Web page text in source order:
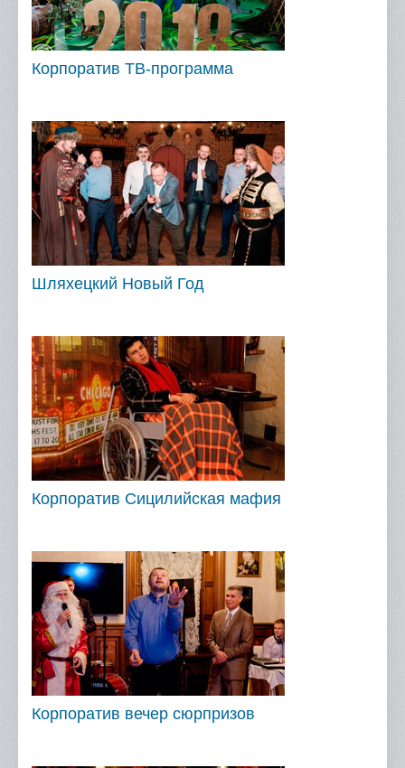
Корпоратив ТВ-программа
Шляхецкий Новый Год
Корпоратив Сицилийская мафия
Корпоратив вечер сюрпризов